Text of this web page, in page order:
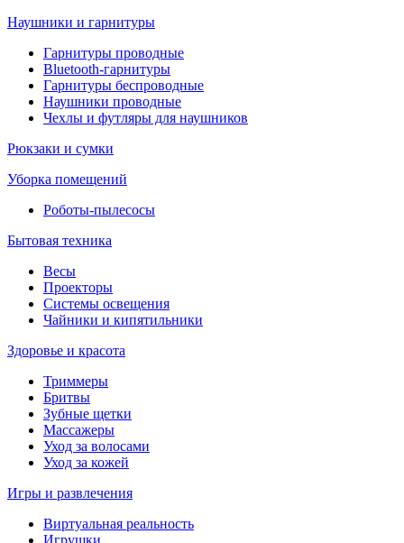
Наушники и гарнитуры
Гарнитуры проводные
Bluetooth-гарнитуры
Гарнитуры беспроводные
Наушники проводные
Чехлы и футляры для наушников
Рюкзаки и сумки
Уборка помещений
Роботы-пылесосы
Бытовая техника
Весы
Проекторы
Системы освещения
Чайники и кипятильники
Здоровье и красота
Триммеры
Бритвы
Зубные щетки
Массажеры
Уход за волосами
Уход за кожей
Игры и развлечения
Виртуальная реальность
Игрушки